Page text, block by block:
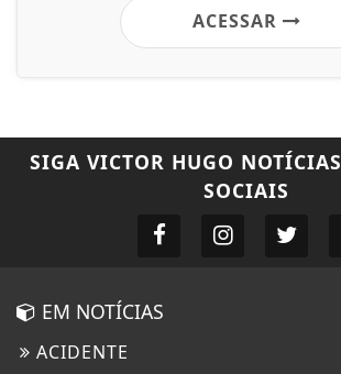
ACESSAR
SIGA VICTOR HUGO NOTÍCIAS
SOCIAIS
EM NOTÍCIAS
ACIDENTE